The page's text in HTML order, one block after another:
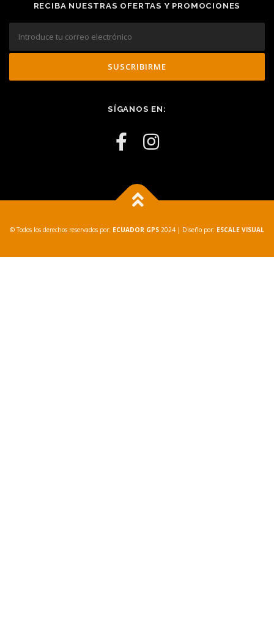
RECIBA NUESTRAS OFERTAS Y PROMOCIONES
SÍGANOS EN:
© Todos los derechos reservados por: ECUADOR GPS 2024 | Diseño por: ESCALE VISUAL